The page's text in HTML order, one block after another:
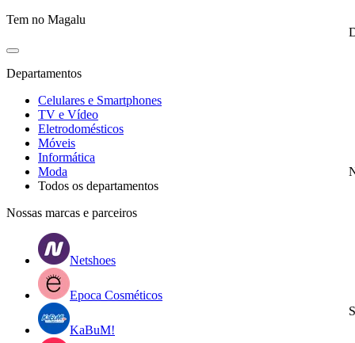
Tem no Magalu
Departamentos
Celulares e Smartphones
TV e Vídeo
Eletrodomésticos
Móveis
Informática
Moda
Todos os departamentos
Nossas marcas e parceiros
Netshoes
Epoca Cosméticos
KaBuM!